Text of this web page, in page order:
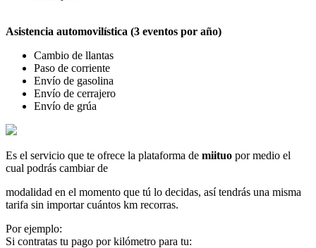
Asistencia automovilística (3 eventos por año)
Cambio de llantas
Paso de corriente
Envío de gasolina
Envío de cerrajero
Envío de grúa
Es el servicio que te ofrece la plataforma de miituo por medio el
cual podrás cambiar de
modalidad en el momento que tú lo decidas, así tendrás una misma
tarifa sin importar cuántos km recorras.
Por ejemplo:
Si contratas tu pago por kilómetro para tu: